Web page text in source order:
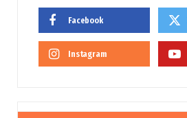
Facebook
Instagram